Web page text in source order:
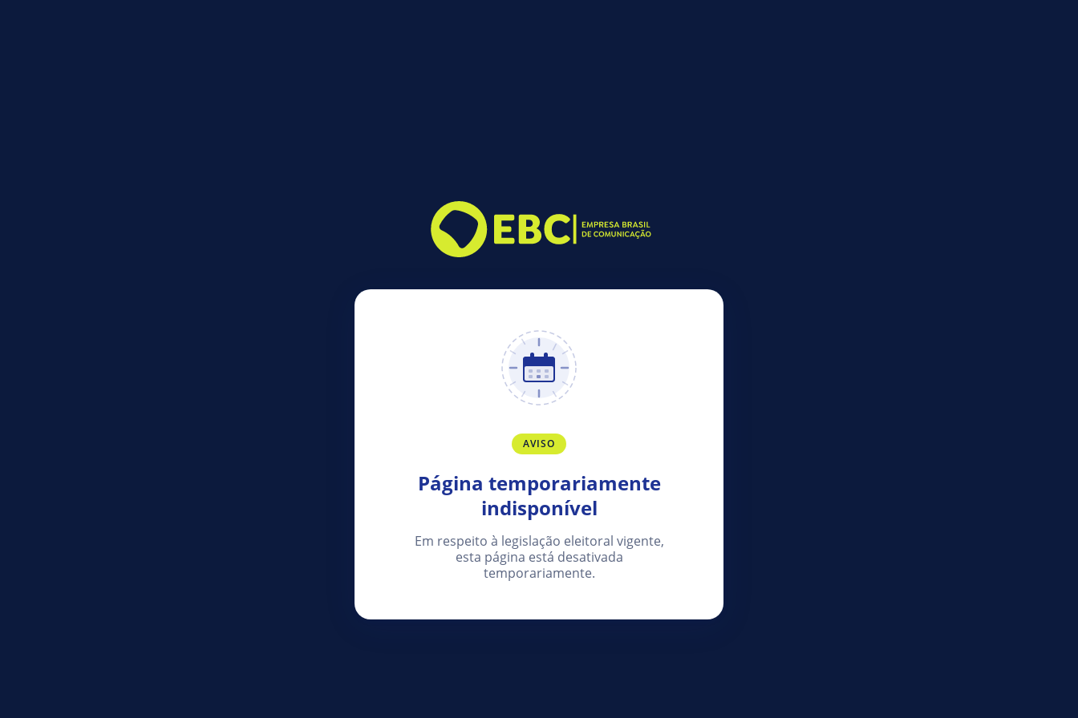
AVISO
Página temporariamente
indisponível
Em respeito à legislação eleitoral vigente,
esta página está desativada
temporariamente.